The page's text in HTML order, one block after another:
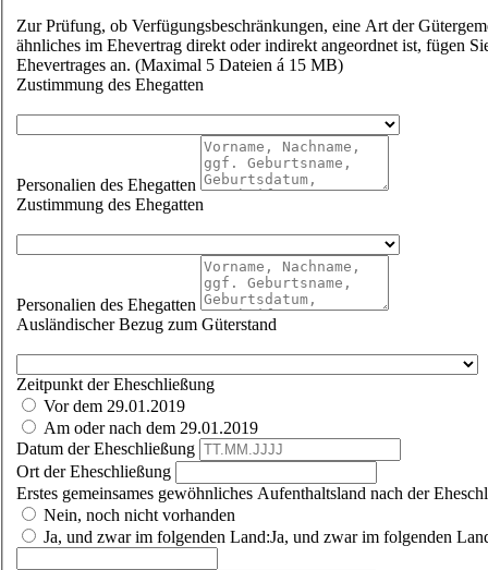
Zur Prüfung, ob Verfügungsbeschränkungen, eine Art der
ähnliches im Ehevertrag direkt oder indirekt angeordnet ist, fügen
Ehevertrages an. (Maximal 5 Dateien á 15 MB)
Zustimmung des Ehegatten
Personalien des Ehegatten
Zustimmung des Ehegatten
Personalien des Ehegatten
Ausländischer Bezug zum Güterstand
Zeitpunkt der Eheschließung
Vor dem 29.01.2019
Am oder nach dem 29.01.2019
Datum der Eheschließung
Ort der Eheschließung
Erstes gemeinsames gewöhnliches Aufenthaltsland nach der
Nein, noch nicht vorhanden
Ja, und zwar im folgenden Land:Ja, und zwar im folgenden